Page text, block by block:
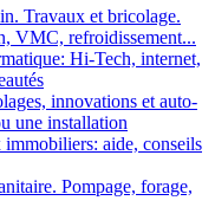
Travaux et bricolage.
VMC, refroidissement...
Hi-Tech, internet,
innovations et auto-
une installation
aide, conseils
Pompage, forage,